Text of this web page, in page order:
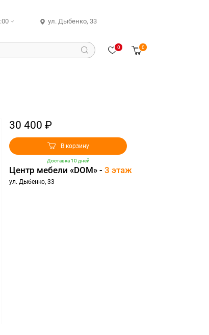
ул. Дыбенко, 33
0 0
30 400 ₽
В корзину
Доставка 10 дней
Центр мебели «DOM» - 3 этаж
ул. Дыбенко, 33